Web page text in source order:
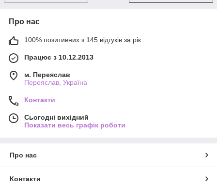
Про нас
100% позитивних з 145 відгуків за рік
Працює з 10.12.2013
м. Переяслав
Переяслав, Україна
Контакти
Сьогодні вихідний
Показати весь графік роботи
Про нас
Контакти